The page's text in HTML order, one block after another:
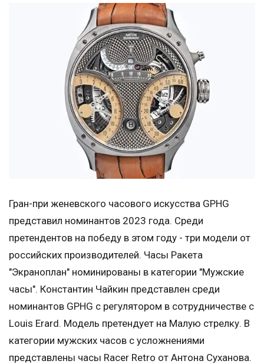
Гран-при женевского часового искусства GPHG
представил номинантов 2023 года. Среди
претендентов на победу в этом году - три модели от
российских производителей. Часы Ракета
"Экраноплан" номинированы в категории "Мужские
часы". Константин Чайкин представлен среди
номинантов GPHG с регулятором в сотрудничестве с
Louis Erard. Модель претендует на Малую стрелку. В
категории мужских часов с усложнениями
представлены часы Racer Retro от Антона Суханова.